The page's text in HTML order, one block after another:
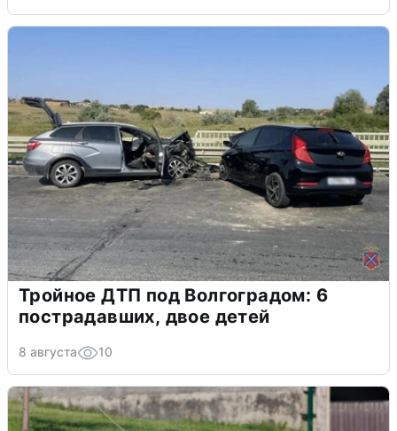
Тройное ДТП под Волгоградом: 6
пострадавших, двое детей
8 августа 10